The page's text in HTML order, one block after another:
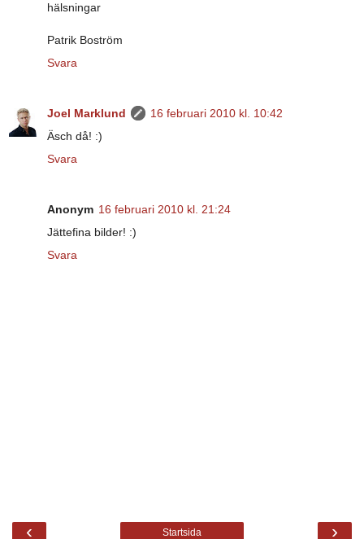
hälsningar
Patrik Boström
Svara
Joel Marklund
16 februari 2010 kl. 10:42
Äsch då! :)
Svara
Anonym 16 februari 2010 kl. 21:24
Jättefina bilder! :)
Svara
‹ ›
Startsida